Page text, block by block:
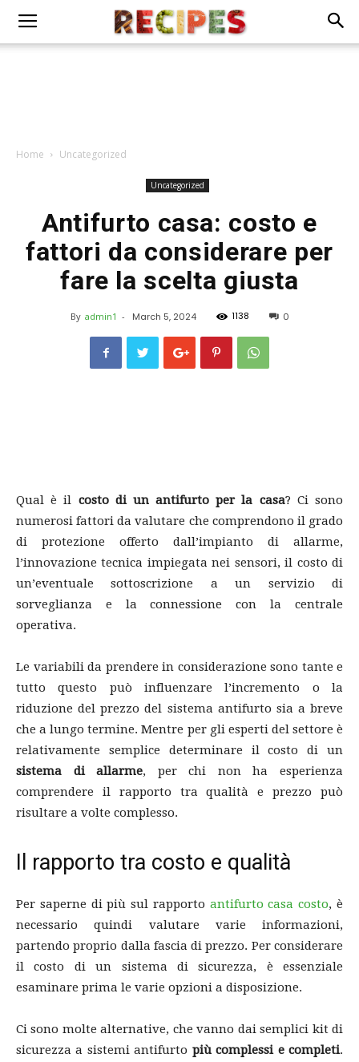
Home Uncategorized
Uncategorized
Antifurto casa: costo e
fattori da considerare per
fare la scelta giusta
By admin1 - March 5, 2024 1138 0
Qual è il costo di un antifurto per la casa? Ci sono
numerosi fattori da valutare che comprendono il grado
di protezione offerto dall’impianto di allarme,
l’innovazione tecnica impiegata nei sensori, il costo di
un’eventuale sottoscrizione a un servizio di
sorveglianza e la connessione con la centrale
operativa.
Le variabili da prendere in considerazione sono tante e
tutto questo può influenzare l’incremento o la
riduzione del prezzo del sistema antifurto sia a breve
che a lungo termine. Mentre per gli esperti del settore è
relativamente semplice determinare il costo di un
sistema di allarme, per chi non ha esperienza
comprendere il rapporto tra qualità e prezzo può
risultare a volte complesso.
Il rapporto tra costo e qualità
Per saperne di più sul rapporto antifurto casa costo, è
necessario quindi valutare varie informazioni,
partendo proprio dalla fascia di prezzo. Per considerare
il costo di un sistema di sicurezza, è essenziale
esaminare prima le varie opzioni a disposizione.
Ci sono molte alternative, che vanno dai semplici kit di
sicurezza a sistemi antifurto più complessi e completi.